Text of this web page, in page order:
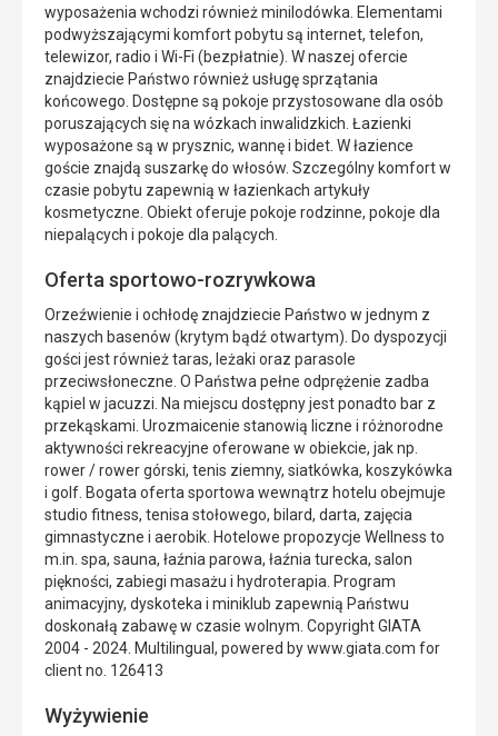
wyposażenia wchodzi również minilodówka. Elementami
podwyższającymi komfort pobytu są internet, telefon,
telewizor, radio i Wi-Fi (bezpłatnie). W naszej ofercie
znajdziecie Państwo również usługę sprzątania
końcowego. Dostępne są pokoje przystosowane dla osób
poruszających się na wózkach inwalidzkich. Łazienki
wyposażone są w prysznic, wannę i bidet. W łazience
goście znajdą suszarkę do włosów. Szczególny komfort w
czasie pobytu zapewnią w łazienkach artykuły
kosmetyczne. Obiekt oferuje pokoje rodzinne, pokoje dla
niepalących i pokoje dla palących.
Oferta sportowo-rozrywkowa
Orzeźwienie i ochłodę znajdziecie Państwo w jednym z
naszych basenów (krytym bądź otwartym). Do dyspozycji
gości jest również taras, leżaki oraz parasole
przeciwsłoneczne. O Państwa pełne odprężenie zadba
kąpiel w jacuzzi. Na miejscu dostępny jest ponadto bar z
przekąskami. Urozmaicenie stanowią liczne i różnorodne
aktywności rekreacyjne oferowane w obiekcie, jak np.
rower / rower górski, tenis ziemny, siatkówka, koszykówka
i golf. Bogata oferta sportowa wewnątrz hotelu obejmuje
studio fitness, tenisa stołowego, bilard, darta, zajęcia
gimnastyczne i aerobik. Hotelowe propozycje Wellness to
m.in. spa, sauna, łaźnia parowa, łaźnia turecka, salon
piękności, zabiegi masażu i hydroterapia. Program
animacyjny, dyskoteka i miniklub zapewnią Państwu
doskonałą zabawę w czasie wolnym. Copyright GIATA
2004 - 2024. Multilingual, powered by www.giata.com for
client no. 126413
Wyżywienie